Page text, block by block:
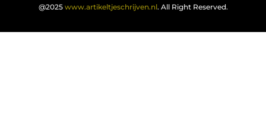
@2025 www.artikeltjeschrijven.nl. All Right Reserved.